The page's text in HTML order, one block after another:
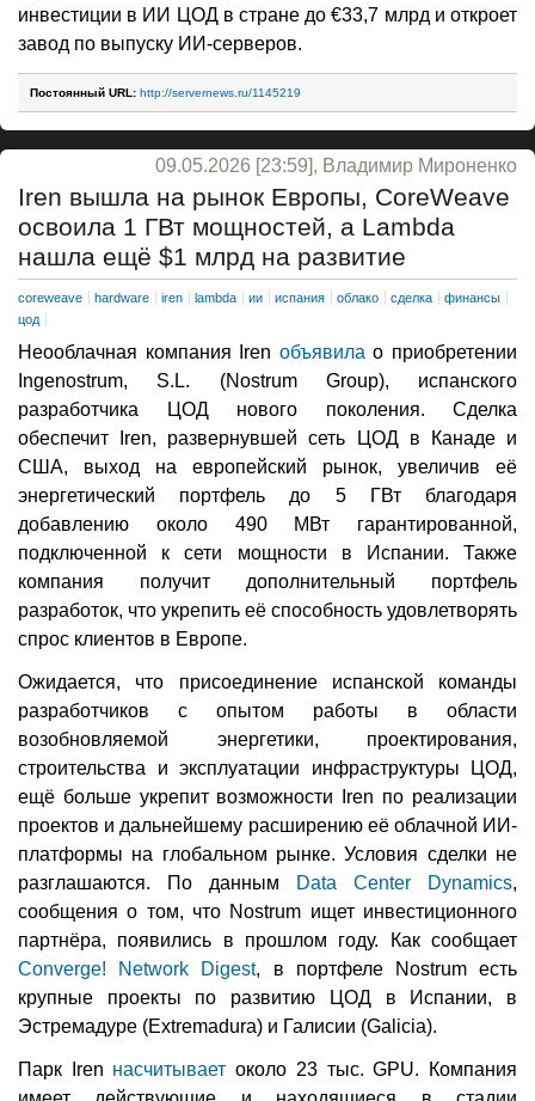
инвестиции в ИИ ЦОД в стране до €33,7 млрд и откроет
завод по выпуску ИИ-серверов.
Постоянный URL: http://servernews.ru/1145219
09.05.2026 [23:59], Владимир Мироненко
Iren вышла на рынок Европы, CoreWeave
освоила 1 ГВт мощностей, а Lambda
нашла ещё $1 млрд на развитие
coreweave hardware iren lambda ии испания облако сделка
финансы
цод
Неооблачная компания Iren объявилао приобретении
Ingenostrum, S.L. (Nostrum Group), испанского
разработчика ЦОД нового поколения. Сделка
обеспечит Iren, развернувшей сеть ЦОД в Канаде и
США, выход на европейский рынок, увеличив её
энергетический портфель до 5 ГВт благодаря
добавлению около 490 МВт гарантированной,
подключенной к сети мощности в Испании. Также
компания получит дополнительный портфель
разработок, что укрепить её способность удовлетворять
спрос клиентов в Европе.
Ожидается, что присоединение испанской команды
разработчиков с опытом работы в области
возобновляемой энергетики, проектирования,
строительства и эксплуатации инфраструктуры ЦОД,
ещё больше укрепит возможности Iren по реализации
проектов и дальнейшему расширению её облачной ИИ-
платформы на глобальном рынке. Условия сделки не
разглашаются. По данным
Data Center Dynamics,
сообщения о том, что Nostrum ищет инвестиционного
партнёра, появились в прошлом году. Как сообщает
Converge! Network Digest, в портфеле Nostrum есть
крупные проекты по развитию ЦОД в Испании, в
Эстремадуре (Extremadura) и Галисии (Galicia).
Парк Iren насчитывает около 23 тыс. GPU. Компания